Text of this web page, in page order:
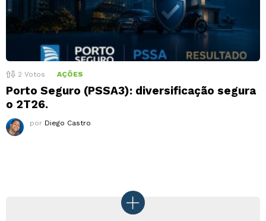
2 Votos AÇÕES
Porto Seguro (PSSA3): diversificação segura
o 2T26.
por Diego Castro